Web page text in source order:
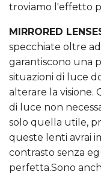
troviamo l'effetto
MIRRORED
specchiate oltre
garantiscono una
situazioni di luce
alterare la visione.
di luce non
solo quella utile,
queste lenti avrai
contrasto senza
perfetta.Sono